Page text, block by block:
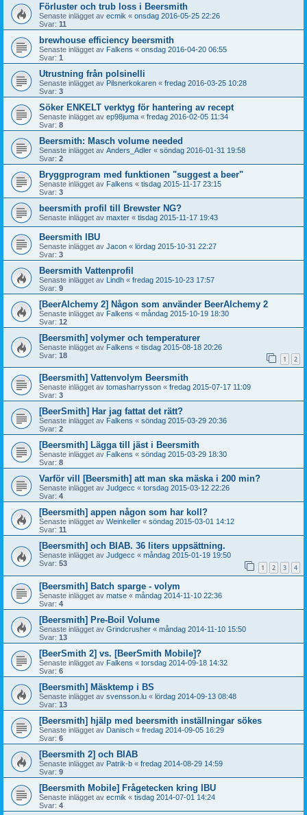
Förluster och trub loss i Beersmith
Senaste inlägget av ecmik « onsdag 2016-05-25 22:26
Svar: 11
brewhouse efficiency beersmith
Senaste inlägget av Falkens « onsdag 2016-04-20 06:55
Svar: 1
Utrustning från polsinelli
Senaste inlägget av Pilsnerkokaren « fredag 2016-03-25 10:28
Svar: 3
Söker ENKELT verktyg för hantering av recept
Senaste inlägget av ep98juma « fredag 2016-02-05 11:34
Svar: 8
Beersmith: Masch volume needed
Senaste inlägget av Anders_Adler « söndag 2016-01-31 19:58
Svar: 2
Bryggprogram med funktionen "suggest a beer"
Senaste inlägget av Falkens « tisdag 2015-11-17 23:15
Svar: 3
beersmith profil till Brewster NG?
Senaste inlägget av maxter « tisdag 2015-11-17 19:43
Beersmith IBU
Senaste inlägget av Jacon « lördag 2015-10-31 22:27
Svar: 3
Beersmith Vattenprofil
Senaste inlägget av Lindh « fredag 2015-10-23 17:57
Svar: 9
[BeerAlchemy 2] Någon som använder BeerAlchemy 2
Senaste inlägget av Falkens « måndag 2015-10-19 18:30
Svar: 12
[Beersmith] volymer och temperaturer
Senaste inlägget av Falkens « tisdag 2015-08-18 20:26
Svar: 18 1 2
[Beersmith] Vattenvolym Beersmith
Senaste inlägget av tomasharrysson « fredag 2015-07-17 11:09
Svar: 3
[BeerSmith] Har jag fattat det rätt?
Senaste inlägget av Falkens « söndag 2015-03-29 20:36
Svar: 2
[Beersmith] Lägga till jäst i Beersmith
Senaste inlägget av Falkens « söndag 2015-03-29 18:30
Svar: 8
Varför vill [Beersmith] att man ska mäska i 200 min?
Senaste inlägget av Judgecc « torsdag 2015-03-12 22:26
Svar: 4
[Beersmith] appen någon som har koll?
Senaste inlägget av Weinkeller « söndag 2015-03-01 14:12
Svar: 11
[Beersmith] och BIAB. 36 liters uppsättning.
Senaste inlägget av Judgecc « måndag 2015-01-19 19:50
Svar: 53 1 2 3 4
[Beersmith] Batch sparge - volym
Senaste inlägget av matse « måndag 2014-11-10 22:36
Svar: 4
[Beersmith] Pre-Boil Volume
Senaste inlägget av Grindcrusher « måndag 2014-11-10 15:50
Svar: 13
[BeerSmith 2] vs. [BeerSmith Mobile]?
Senaste inlägget av Falkens « torsdag 2014-09-18 14:32
Svar: 6
[Beersmith] Mäsktemp i BS
Senaste inlägget av svensson.lu « lördag 2014-09-13 08:48
Svar: 13
[Beersmith] hjälp med beersmith inställningar sökes
Senaste inlägget av Danisch « fredag 2014-09-05 16:29
Svar: 6
[Beersmith 2] och BIAB
Senaste inlägget av Patrik-b « fredag 2014-08-29 14:59
Svar: 9
[Beersmith Mobile] Frågetecken kring IBU
Senaste inlägget av ecmik « tisdag 2014-07-01 14:24
Svar: 4